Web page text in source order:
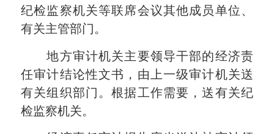
纪检监察机关等联席会议其他成员单位、
有关主管部门。
地方审计机关主要领导干部的经济责
任审计结论性文书，由上一级审计机关送
有关组织部门。根据工作需要，送有关纪
检监察机关。